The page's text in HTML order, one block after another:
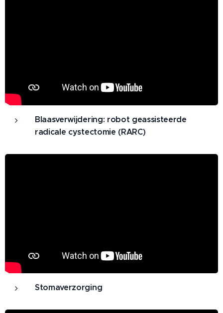
Blaasverwijdering: robot geassisteerde
radicale cystectomie (RARC)
Stomaverzorging